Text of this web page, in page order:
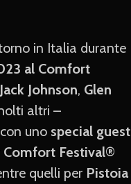
in Italia durante
al Comfort
Jack Johnson, Glen
altri –
uno special guest
Comfort Festival®
quelli per Pistoia